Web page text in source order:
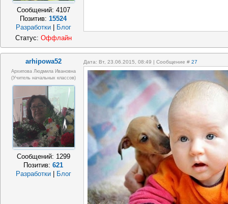
Сообщений: 4107
Позитив:15524
Разработки
Блог
Статус: Оффлайн
arhipowa52 Дата: Вт, 23.06.2015, 08:49 | Сообщение # 27
Архипова Людмила Ивановна
(учитель начальных классов)
Сообщений: 1299
Позитив:621
Разработки
Блог